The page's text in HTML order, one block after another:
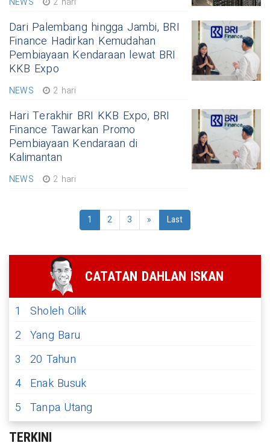
Dari Palembang hingga Jambi, BRI
Finance Hadirkan Kemudahan
Pembiayaan Kendaraan lewat BRI
KKB Expo
NEWS 2 hari
Hari Terakhir BRI KKB Expo, BRI
Finance Tawarkan Promo
Pembiayaan Kendaraan di
Kalimantan
NEWS 2 hari
1 2 3 » Last
CATATAN DAHLAN ISKAN
1
Sholeh Cilik
2 Yang Baru
3
20 Tahun
4 Enak Busuk
5 Tanpa Utang
TERKINI